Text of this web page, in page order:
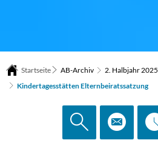
Startseite AB-Archiv
2. Halbjahr 2025
Kindertagesstätten Elternbeiratssatzung